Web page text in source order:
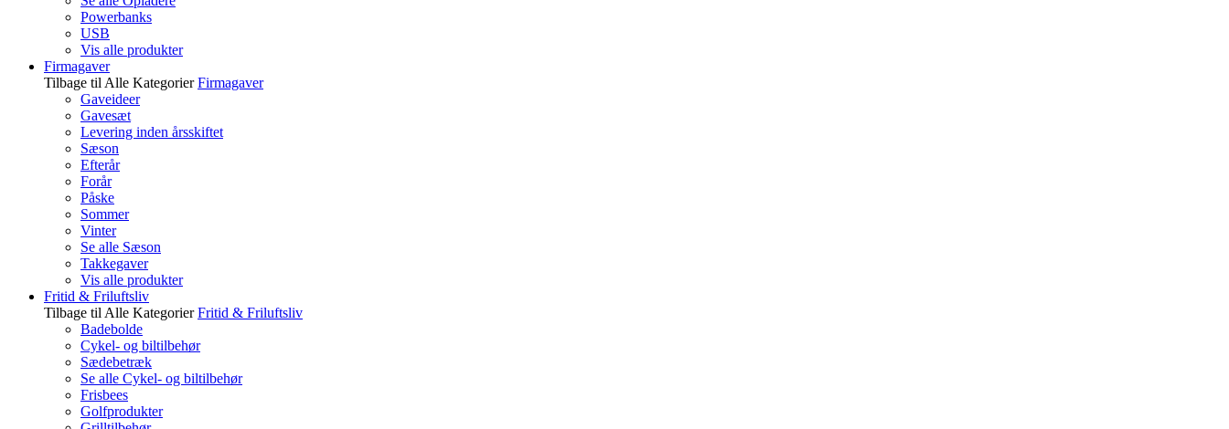
Powerbanks
USB
Vis alle produkter
Firmagaver
Tilbage til Alle Kategorier Firmagaver
Gaveideer
Gavesæt
Levering inden årsskiftet
Sæson
Efterår
Forår
Påske
Sommer
Vinter
Se alle Sæson
Takkegaver
Vis alle produkter
Fritid & Friluftsliv
Tilbage til Alle Kategorier Fritid & Friluftsliv
Badebolde
Cykel- og biltilbehør
Sædebetræk
Se alle Cykel- og biltilbehør
Frisbees
Golfprodukter